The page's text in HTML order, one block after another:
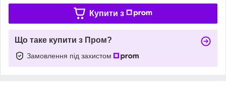
Купити з
Що таке купити з Пром?
Замовлення під захистом